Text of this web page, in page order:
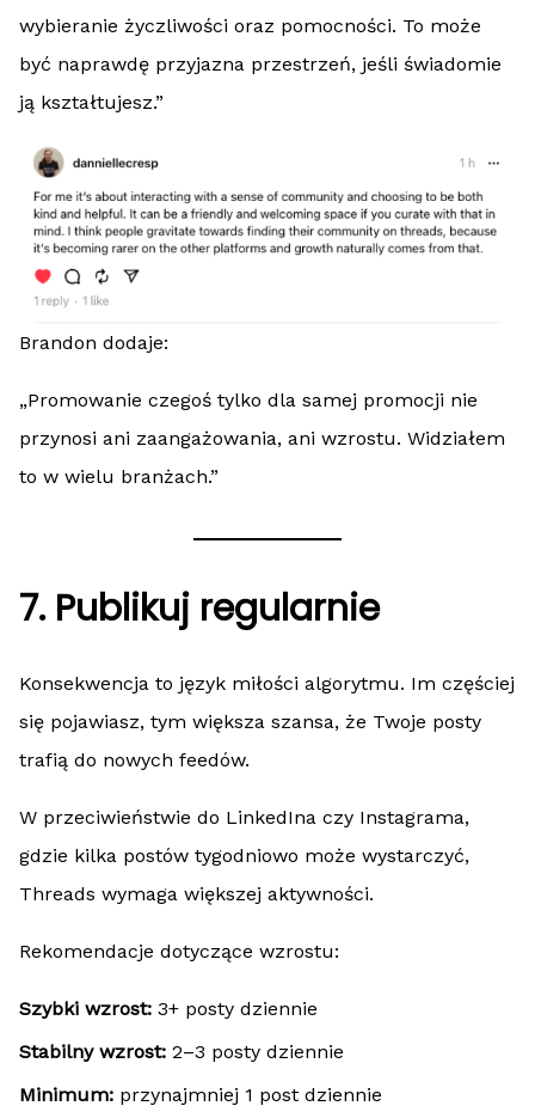
wybieranie życzliwości oraz pomocności. To może
być naprawdę przyjazna przestrzeń, jeśli świadomie
ją kształtujesz.”
Brandon dodaje:
„Promowanie czegoś tylko dla samej promocji nie
przynosi ani zaangażowania, ani wzrostu. Widziałem
to w wielu branżach.”
7. Publikuj regularnie
Konsekwencja to język miłości algorytmu. Im częściej
się pojawiasz, tym większa szansa, że Twoje posty
trafią do nowych feedów.
W przeciwieństwie do LinkedIna czy Instagrama,
gdzie kilka postów tygodniowo może wystarczyć,
Threads wymaga większej aktywności.
Rekomendacje dotyczące wzrostu:
Szybki wzrost: 3+ posty dziennie
Stabilny wzrost: 2–3 posty dziennie
Minimum: przynajmniej 1 post dziennie